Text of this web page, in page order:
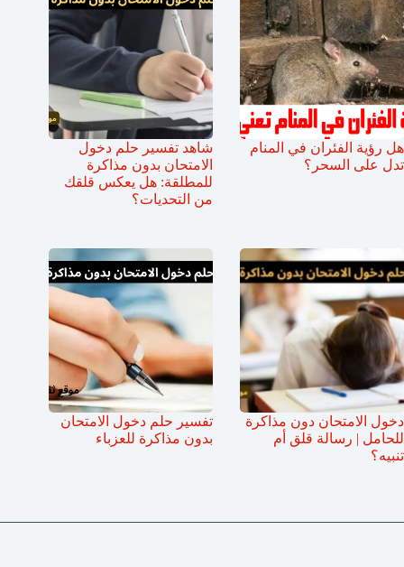
هل رؤية الفئران في المنام
تدل على السحر؟
شاهد تفسير حلم دخول
الامتحان بدون مذاكرة
للمطلقة: هل يعكس قلقك
من التحديات؟
دخول الامتحان دون مذاكرة
للحامل | رسالة قلق أم
تنبيه؟
تفسير حلم دخول الامتحان
بدون مذاكرة للعزباء